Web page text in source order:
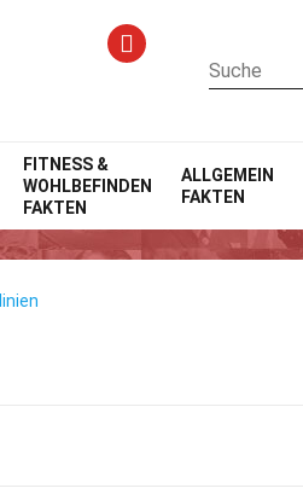
FITNESS &
WOHLBEFINDEN
FAKTEN
ALLGEMEIN
FAKTEN